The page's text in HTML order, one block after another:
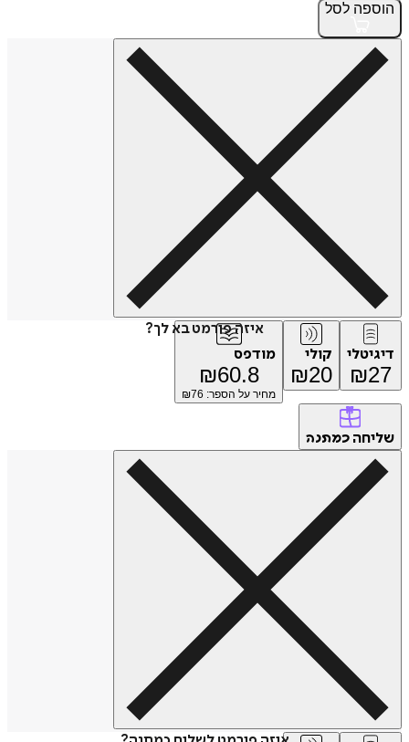
הוספה לסל
איזה פורמט בא לך?
דיגיטלי
₪27
קולי
₪20
מודפס
₪60.8
מחיר על הספר: ₪ 76
שליחה כמתנה